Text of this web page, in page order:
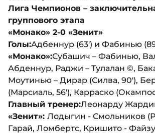
Лига Чемпионов –
группового этапа
«Монако» 2-0 «Зенит»
Голы:Адбеннур (63') и Фабинью
«Монако»:Субашич – Фабинью,
Абденнур, Раджи – Тулалан ©,
Моутинью – Дирар (Силва, 90'),
(Марсиаль, 56'), Карраско
Главный тренер:Леонарду
«Зенит»: Лодыгин - Смольников
Гарай, Ломбертс, Кришито -